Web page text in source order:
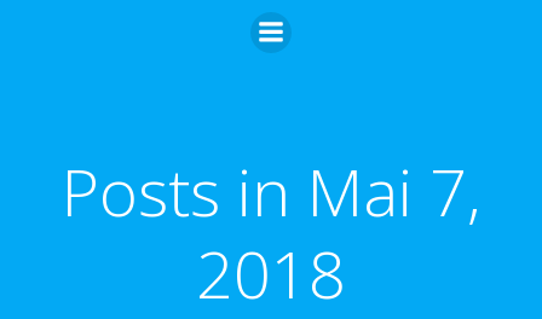
Zum
Inhalt
Posts in Mai 7,
2018